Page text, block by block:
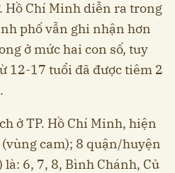
Hồ Chí Minh diễn ra trong
phố vẫn ghi nhận hơn
ở mức hai con số, tuy
12-17 tuổi đã được tiêm 2
ở TP. Hồ Chí Minh, hiện
(vùng cam); 8 quận/huyện
6, 7, 8, Bình Chánh, Củ